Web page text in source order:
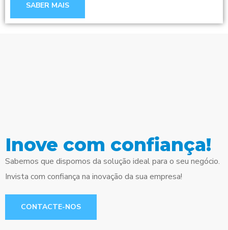
SABER MAIS
Inove com confiança!
Sabemos que dispomos da solução ideal para o seu negócio.
Invista com confiança na inovação da sua empresa!
CONTACTE-NOS